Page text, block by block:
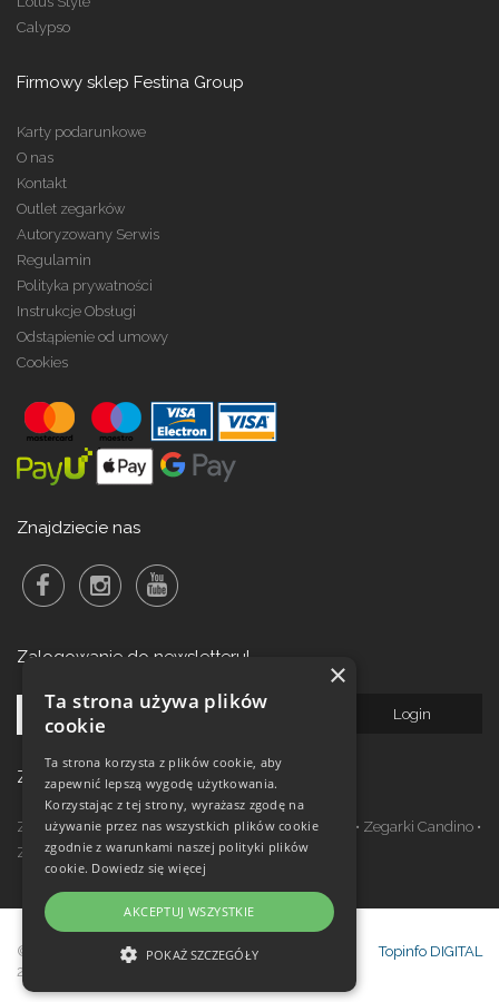
Calypso
Firmowy sklep Festina Group
Karty podarunkowe
O nas
Kontakt
Outlet zegarków
Autoryzowany Serwis
Regulamin
Polityka prywatności
Instrukcje Obsługi
Odstąpienie od umowy
Cookies
Znajdziecie nas
Zalogowanie do newsletteru!
Zegarki w ofercie
Zegarki Festina•Zegarki Kronaby•Zegarki Jaguar • Zegarki Candino •
Zegarki Lotus•Zegarki Calypso
© Copyright Janeba Time Sp. z o.o. 2017-
2026
Topinfo DIGITAL
×
Ta strona używa plików
cookie
Ta strona korzysta z plików cookie, aby
zapewnić lepszą wygodę użytkowania.
Korzystając z tej strony, wyrażasz zgodę na
używanie przez nas wszystkich plików cookie
zgodnie z warunkami naszej polityki plików
cookie. Dowiedz się więcej
AKCEPTUJ WSZYSTKIE
POKAŻ SZCZEGÓŁY
NIEZBĘDNE